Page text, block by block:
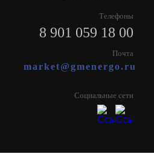
Телефоны
8 901 059 18 00
Почта
market@gmenergo.ru
Социальные сети